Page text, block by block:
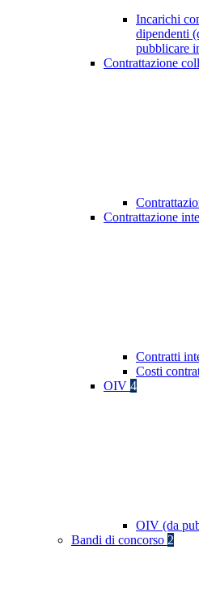
Incarichi
dipendenti
pubblicare
Contrattazione
Contrattazione
Contratti
Costi
OIV 4
OIV (da
Bandi di concorso 2